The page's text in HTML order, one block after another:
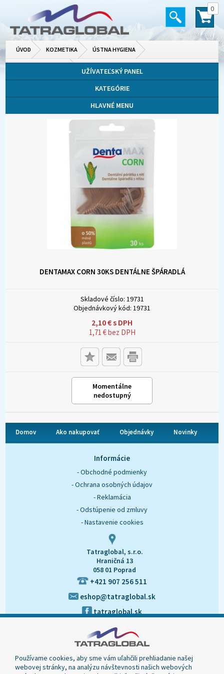
0
ÚVOD KOZMETIKA ÚSTNA HYGIENA
UŽÍVATEĽSKÝ PANEL
KATEGÓRIE
HLAVNÉ MENU
DENTAMAX CORN 30KS DENTÁLNE ŠPÁRADLÁ
Skladové číslo: 19731
Objednávkový kód: 19731
2,10€s DPH
1,71€bez DPH
Momentálne
nedostupný
Domov Ako nakupovať Objednávky Novinky
Informácie
- Obchodné podmienky
- Ochrana osobných údajov
- Reklamácia
- Odstúpenie od zmluvy
- Nastavenie cookies
Tatraglobal, s.r.o.
Hraničná 13
058 01 Poprad
+421 907 256 511
eshop@tatraglobal.sk
tatraglobal.sk
Používame cookies, aby sme vám uľahčili prehliadanie našej
webovej stránky, na analýzu návštevnosti našich webových